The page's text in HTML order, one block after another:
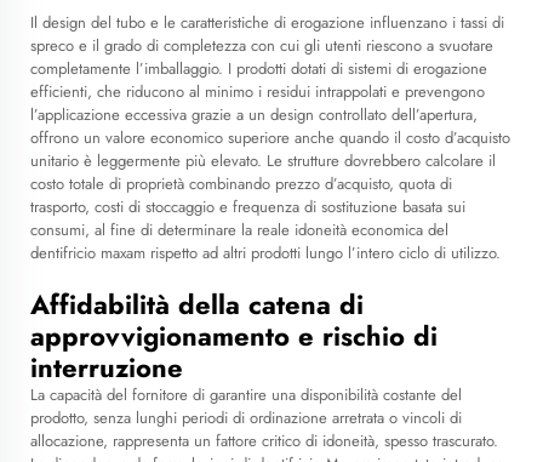
Il design del tubo e le caratteristiche di erogazione influenzano i tassi di
spreco e il grado di completezza con cui gli utenti riescono a svuotare
completamente l’imballaggio. I prodotti dotati di sistemi di erogazione
efficienti, che riducono al minimo i residui intrappolati e prevengono
l’applicazione eccessiva grazie a un design controllato dell’apertura,
offrono un valore economico superiore anche quando il costo d’acquisto
unitario è leggermente più elevato. Le strutture dovrebbero calcolare il
costo totale di proprietà combinando prezzo d’acquisto, quota di
trasporto, costi di stoccaggio e frequenza di sostituzione basata sui
consumi, al fine di determinare la reale idoneità economica del
dentifricio maxam rispetto ad altri prodotti lungo l’intero ciclo di utilizzo.
Affidabilità della catena di
approvvigionamento e rischio di
interruzione
La capacità del fornitore di garantire una disponibilità costante del
prodotto, senza lunghi periodi di ordinazione arretrata o vincoli di
allocazione, rappresenta un fattore critico di idoneità, spesso trascurato.